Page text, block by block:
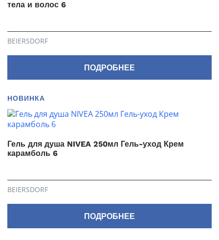
тела и волос 6
BEIERSDORF
ПОДРОБНЕЕ
НОВИНКА
Гель для душа NIVEA 250мл Гель-уход Крем
карамболь 6
BEIERSDORF
ПОДРОБНЕЕ